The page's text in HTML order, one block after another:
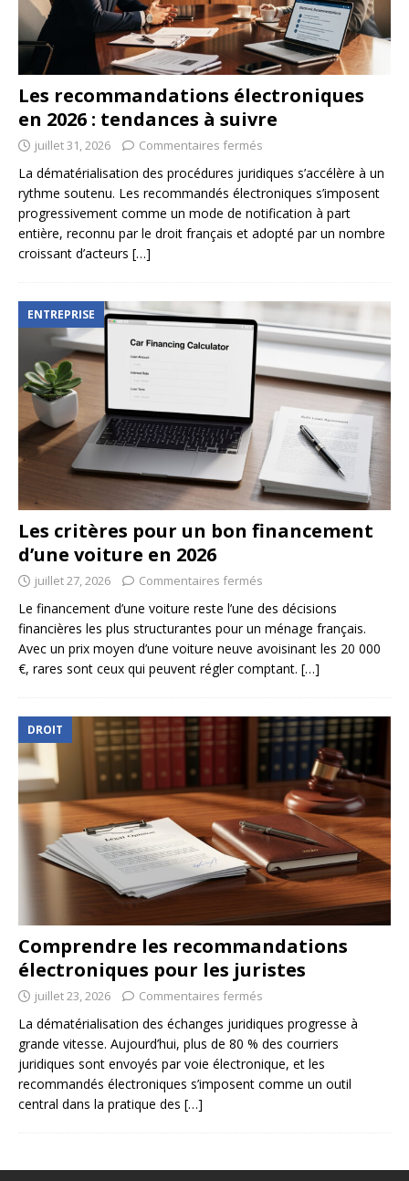
Les recommandations électroniques
en 2026 : tendances à suivre
juillet 31, 2026 Commentaires fermés
La dématérialisation des procédures juridiques s’accélère à un
rythme soutenu. Les recommandés électroniques s’imposent
progressivement comme un mode de notification à part
entière, reconnu par le droit français et adopté par un nombre
croissant d’acteurs […]
ENTREPRISE
Les critères pour un bon financement
d’une voiture en 2026
juillet 27, 2026 Commentaires fermés
Le financement d’une voiture reste l’une des décisions
financières les plus structurantes pour un ménage français.
Avec un prix moyen d’une voiture neuve avoisinant les 20 000
€, rares sont ceux qui peuvent régler comptant. […]
DROIT
Comprendre les recommandations
électroniques pour les juristes
juillet 23, 2026 Commentaires fermés
La dématérialisation des échanges juridiques progresse à
grande vitesse. Aujourd’hui, plus de 80 % des courriers
juridiques sont envoyés par voie électronique, et les
recommandés électroniques s’imposent comme un outil
central dans la pratique des […]